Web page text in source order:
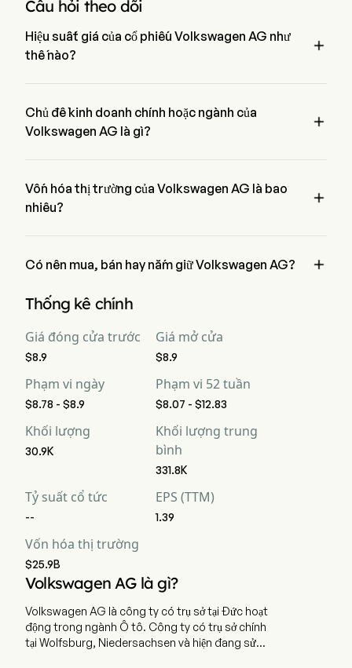
Câu hỏi theo dõi
Hiệu suất giá của cổ phiếu Volkswagen AG như
thế nào?

Chủ đề kinh doanh chính hoặc ngành của
Volkswagen AG là gì?

Vốn hóa thị trường của Volkswagen AG là bao
nhiêu?

Có nên mua, bán hay nắm giữ Volkswagen AG? 
xếp hạng phân tích cho Volkswagen AG, bao gồm 2 mua
Thống kê chính
Giá đóng cửa trước
$8.9
Giá mở cửa
$8.9
Phạm vi ngày
$8.78 - $8.9
Phạm vi 52 tuần
$8.07 - $12.83
Khối lượng
30.9K
Khối lượng trung
bình
331.8K
Tỷ suất cổ tức
--
EPS (TTM)
1.39
Vốn hóa thị trường
$25.9B
Volkswagen AG là gì?
Volkswagen AG là công ty có trụ sở tại Đức hoạt
động trong ngành Ô tô. Công ty có trụ sở chính
tại Wolfsburg, Niedersachsen và hiện đang sử